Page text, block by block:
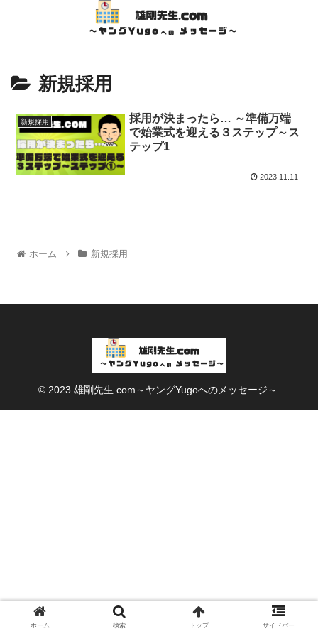
新規採用
新規採用
採用が決まったら… ～準備万端
で始業式を迎える３ステップ～ス
テップ1
2023.11.11
ホーム 新規採用
© 2023 雄剛先生.com～ヤングYugoへのメッセージ～.
ホーム 検索 トップ サイドバー